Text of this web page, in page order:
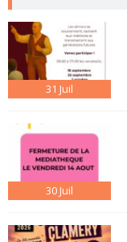
31 Juil
30Juil